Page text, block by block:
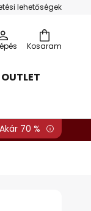
lehetőségek
Kosaram
OUTLET
Akár 70 %